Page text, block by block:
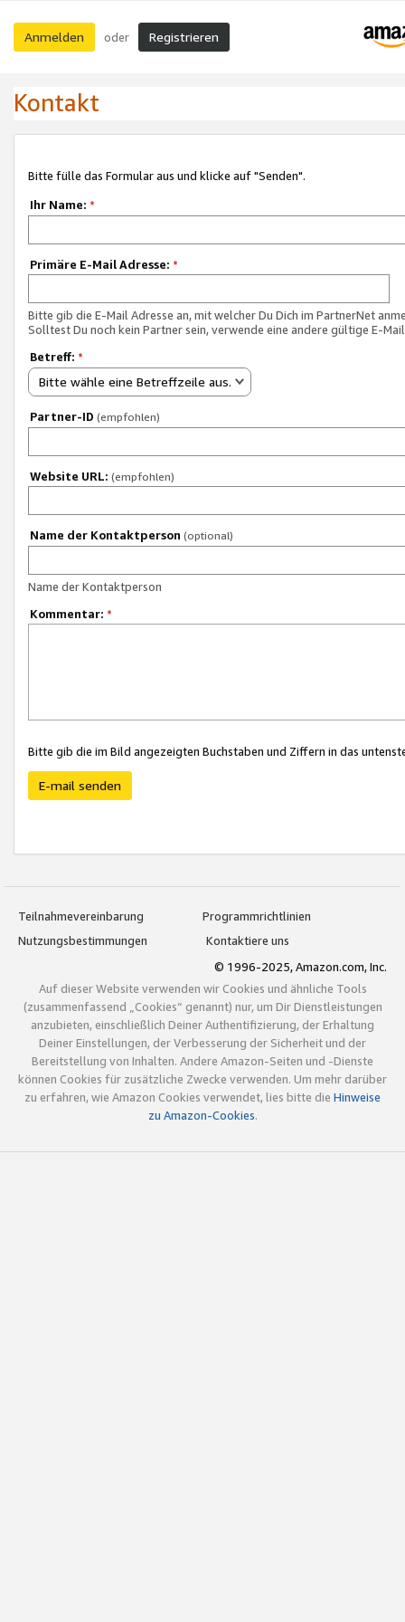
Anmelden oder Registrieren
Kontakt
Bitte fülle das Formular aus und klicke auf "Senden".
Ihr Name: *
Primäre E-Mail Adresse: *
Bitte gib die E-Mail Adresse an, mit welcher Du Dich im PartnerNet
Solltest Du noch kein Partner sein, verwende eine andere gültige E-
Betreff: *
Bitte wähle eine Betreffzeile aus.
Partner-ID (empfohlen)
Website URL: (empfohlen)
Name der Kontaktperson (optional)
Name der Kontaktperson
Kommentar: *
Bitte gib die im Bild angezeigten Buchstaben und Ziffern in das
E-mail senden
Teilnahmevereinbarung
Programmrichtlinien
Nutzungsbestimmungen
Kontaktiere uns
© 1996-2025, Amazon.com, Inc.
Auf dieser Website verwenden wir Cookies und ähnliche Tools
(zusammenfassend „Cookies“ genannt) nur, um Dir Dienstleistungen
anzubieten, einschließlich Deiner Authentifizierung, der Erhaltung
Deiner Einstellungen, der Verbesserung der Sicherheit und der
Bereitstellung von Inhalten. Andere Amazon-Seiten und -Dienste
können Cookies für zusätzliche Zwecke verwenden. Um mehr darüber
zu erfahren, wie Amazon Cookies verwendet, lies bitte die Hinweise
zu Amazon-Cookies.